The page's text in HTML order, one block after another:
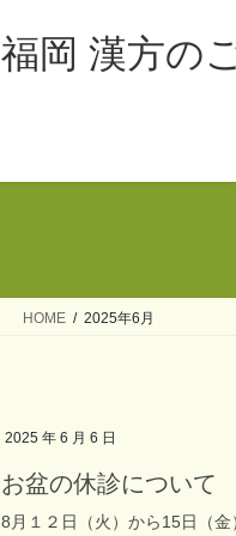
福岡 漢方の
HOME 2025年6月
2025 年 6 月 6 日
お盆の休診について
8月１２日（火）から15日（